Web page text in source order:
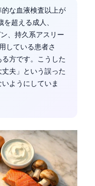
な血液検査以上が
超える成人、
、持久系アスリー
している患者さ
方です。こうした
夫」という誤った
ようにしていま